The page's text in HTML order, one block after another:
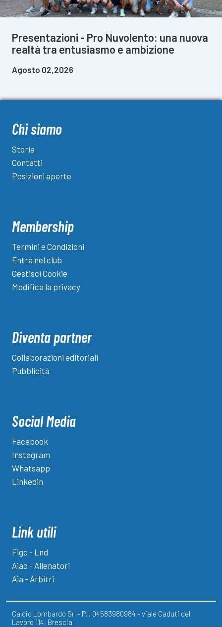
Presentazioni - Pro Nuvolento: una nuova
realtà tra entusiasmo e ambizione
Agosto 02,2026
Chi siamo
Storia
Contatti
Posizioni aperte
Membership
Termini e Condizioni
Entra nel club
Gestisci Cookie
Modifica la privacy
Diventa partner
Collaborazioni editoriali
Pubblicità
Social Media
Facebook
Instagram
Whatsapp
Linkedin
Link utili
Figc - Lnd
Aiac - Allenatori
Aia - Arbitri
Calcio Lombardo Srl - P.I. 04583980984 - viale Caduti del
Lavoro 114, Brescia